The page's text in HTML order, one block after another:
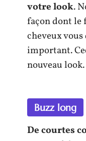
votre look.
façon dont le
cheveux
important.
nouveau look.
Buzz long
De courtes